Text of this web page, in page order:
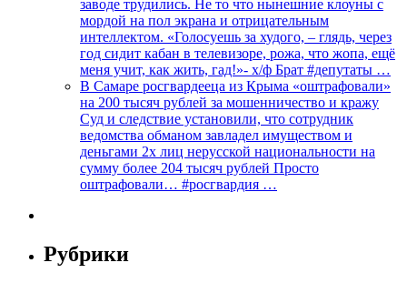
заводе трудились. Не то что нынешние клоуны с
мордой на пол экрана и отрицательным
интеллектом. «Голосуешь за худого, – глядь, через
год сидит кабан в телевизоре, рожа, что жопа, ещё
меня учит, как жить, гад!»- х/ф Брат #депутаты …
В Самаре росгвардееца из Крыма «оштрафовали»
на 200 тысяч рублей за мошенничество и кражу
Суд и следствие установили, что сотрудник
ведомства обманом завладел имуществом и
деньгами 2х лиц нерусской национальности на
сумму более 204 тысяч рублей Просто
оштрафовали… #росгвардия …
Рубрики